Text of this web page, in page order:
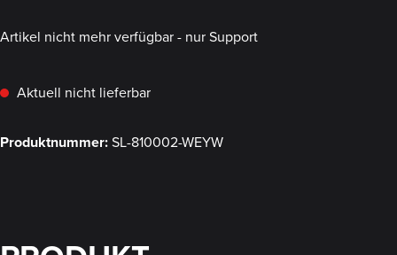
Artikel nicht mehr verfügbar - nur Support
Aktuell nicht lieferbar
Produktnummer:SL-810002-WEYW